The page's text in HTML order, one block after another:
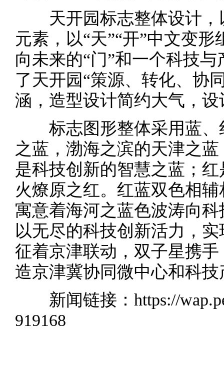
天开园标志整体设计，
元素，以“天”“开”中文变
向未来的“门”和一个科技
了天开园“策源、转化、协
涵，造型设计简约大气，
标志图形整体采用蓝、
之蓝，渤海之滨的天津之
是科技创新的智慧之蓝；
火燎原之红。红蓝双色相
寓意着海河之蓝色波涛向
以无尽的科技创新活力，
征着京津联动，双子星携
造京津冀协同微中心和科
新闻链接：https://
919168